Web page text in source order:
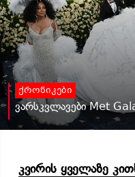
ქრონიკები
ვარსკვლავები Met
კვირის ყველაზე